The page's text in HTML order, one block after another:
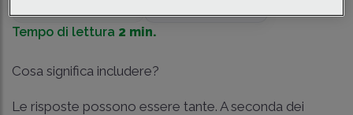
Tempo di lettura 2 min.
Cosa significa includere?
Le risposte possono essere tante. A seconda dei